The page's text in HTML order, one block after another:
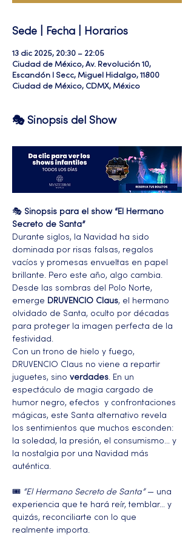
Sede | Fecha | Horarios
13 dic 2025, 20:30 – 22:05
Ciudad de México, Av. Revolución 10,
Escandón I Secc, Miguel Hidalgo, 11800
Ciudad de México, CDMX, México
🎭 Sinopsis del Show
🎭 Sinopsis para el show “El Hermano
Secreto de Santa”
Durante siglos, la Navidad ha sido
dominada por risas falsas, regalos
vacíos y promesas envueltas en papel
brillante. Pero este año, algo cambia.
Desde las sombras del Polo Norte,
emerge DRUVENCIO Claus, el hermano
olvidado de Santa, oculto por décadas
para proteger la imagen perfecta de la
festividad.
Con un trono de hielo y fuego,
DRUVENCIO Claus no viene a repartir
juguetes, sino verdades. En un
espectáculo de magia cargado de
humor negro, efectos  y confrontaciones
mágicas, este Santa alternativo revela
los sentimientos que muchos esconden:
la soledad, la presión, el consumismo… y
la nostalgia por una Navidad más
auténtica.
🎟️ “El Hermano Secreto de Santa” — una
experiencia que te hará reír, temblar… y
quizás, reconciliarte con lo que
realmente importa.